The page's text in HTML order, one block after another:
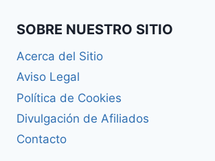
SOBRE NUESTRO SITIO
Acerca del Sitio
Aviso Legal
Política de Cookies
Divulgación de Afiliados
Contacto